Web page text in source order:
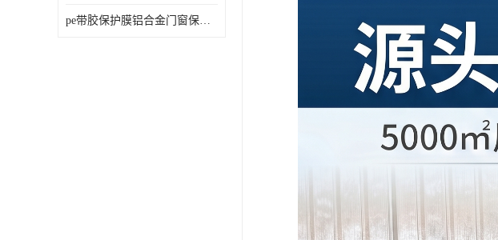
pe带胶保护膜铝合金门窗保护不锈钢板保护膜大理石建筑材料保护